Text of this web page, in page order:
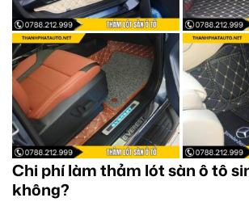
Chi phí làm thảm lót sàn ô tô
không?